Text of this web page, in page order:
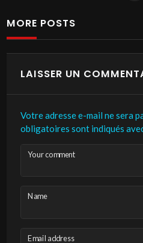
MORE POSTS
LAISSER UN
Votre adresse e-mail ne sera
obligatoires sont indiqués
Your comment
Name
Email address